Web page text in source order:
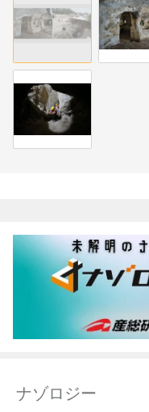
ナゾロジー